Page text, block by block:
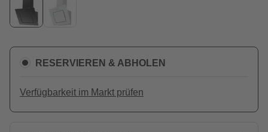
RESERVIEREN & ABHOLEN
Verfügbarkeit im Markt prüfen